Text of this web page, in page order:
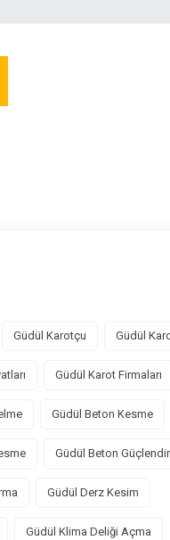
Güdül Karotçu Güdül
Güdül Karot Firmaları
Güdül Beton Kesme
Güdül Beton
Güdül Derz Kesim
Güdül Klima Deliği Açma